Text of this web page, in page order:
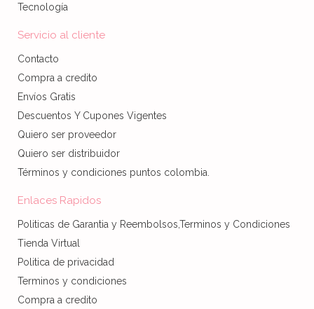
Tecnología
Servicio al cliente
Contacto
Compra a credito
Envíos Gratis
Descuentos Y Cupones Vigentes
Quiero ser proveedor
Quiero ser distribuidor
Términos y condiciones puntos colombia.
Enlaces Rapidos
Politicas de Garantia y Reembolsos,Terminos y Condiciones
Tienda Virtual
Politica de privacidad
Terminos y condiciones
Compra a credito